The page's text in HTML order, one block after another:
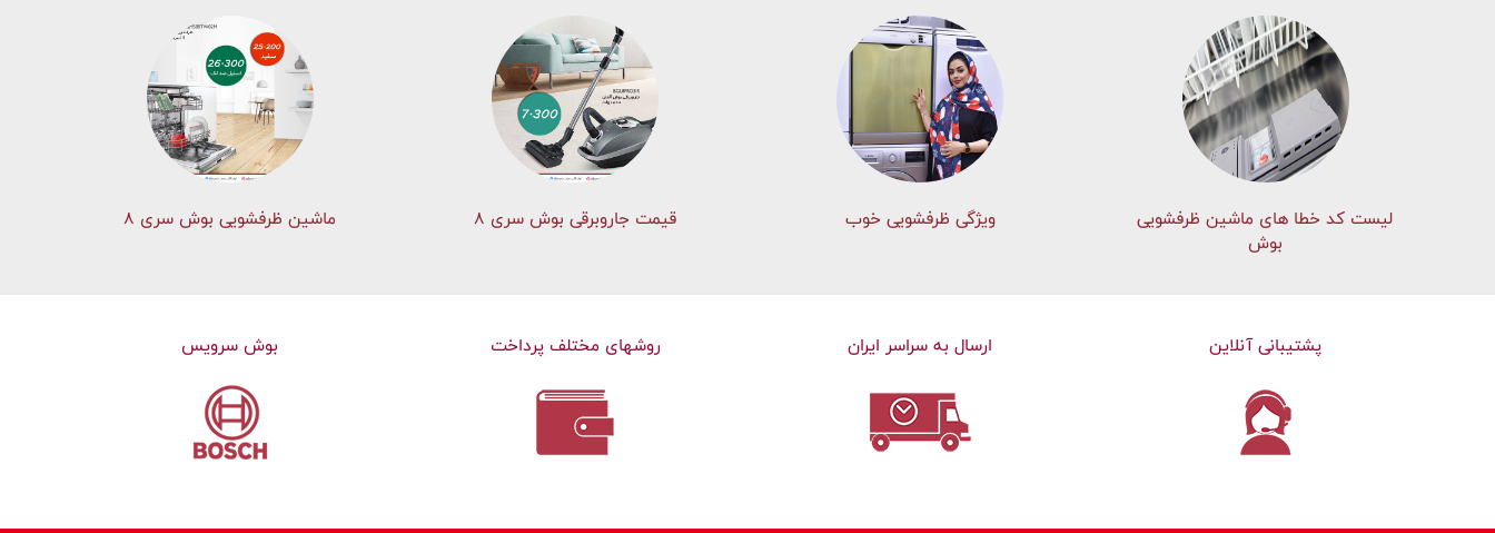
لیست کد خطا های ماشين ظرفشویی
بوش
ویژگی ظرفشویی خوب قیمت جاروبرقی بوش سری ۸ ماشین ظرفشویی بوش سری 8
پشتیبانی آنلاین ارسال به سراسر ایران روشهای مختلف پرداخت بوش سرویس